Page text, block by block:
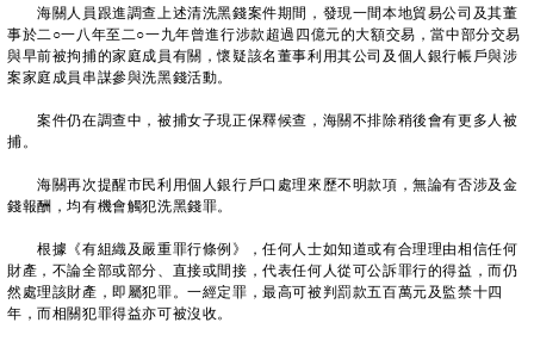
海關人員跟進調查上述清洗黑錢案件期間，發現一間本地貿易公司及其董
事於二○一八年至二○一九年曾進行涉款超過四億元的大額交易，當中部分交易
與早前被拘捕的家庭成員有關，懷疑該名董事利用其公司及個人銀行帳戶與涉
案家庭成員串謀參與洗黑錢活動。
案件仍在調查中，被捕女子現正保釋候查，海關不排除稍後會有更多人被
捕。
海關再次提醒市民利用個人銀行戶口處理來歷不明款項，無論有否涉及金
錢報酬，均有機會觸犯洗黑錢罪。
根據《有組織及嚴重罪行條例》，任何人士如知道或有合理理由相信任何
財產，不論全部或部分、直接或間接，代表任何人從可公訴罪行的得益，而仍
然處理該財產，即屬犯罪。一經定罪，最高可被判罰款五百萬元及監禁十四
年，而相關犯罪得益亦可被沒收。